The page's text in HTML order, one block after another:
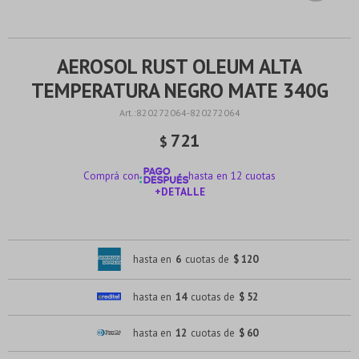
AEROSOL RUST OLEUM ALTA
TEMPERATURA NEGRO MATE 340G
820272064-820272064
$ 721
Comprá con
hasta en 12 cuotas
+DETALLE
hasta en 6 cuotas de $ 120
hasta en 14 cuotas de $ 52
hasta en 12 cuotas de $ 60